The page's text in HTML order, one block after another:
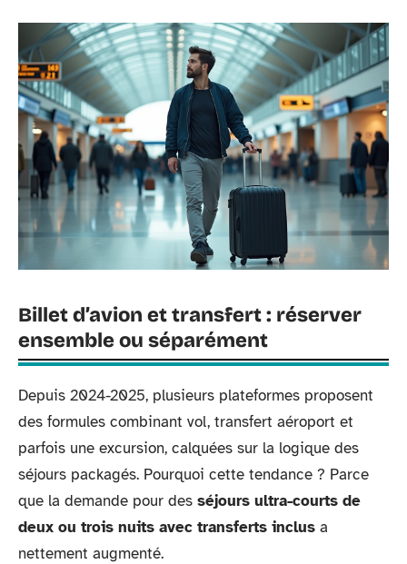
Billet d’avion et transfert : réserver
ensemble ou séparément
Depuis 2024-2025, plusieurs plateformes proposent
des formules combinant vol, transfert aéroport et
parfois une excursion, calquées sur la logique des
séjours packagés. Pourquoi cette tendance ? Parce
que la demande pour des séjours ultra-courts de
deux ou trois nuits avec transferts inclus a
nettement augmenté.